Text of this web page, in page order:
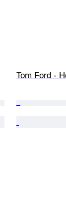
Tom Ford -